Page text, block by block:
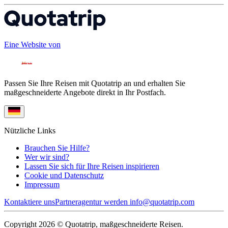
Eine Website von
Passen Sie Ihre Reisen mit Quotatrip an und erhalten Sie
maßgeschneiderte Angebote direkt in Ihr Postfach.
Nützliche Links
Brauchen Sie Hilfe?
Wer wir sind?
Lassen Sie sich für Ihre Reisen inspirieren
Cookie und Datenschutz
Impressum
Kontaktiere unsPartneragentur werden info@quotatrip.com
Copyright 2026 © Quotatrip, maßgeschneiderte Reisen.